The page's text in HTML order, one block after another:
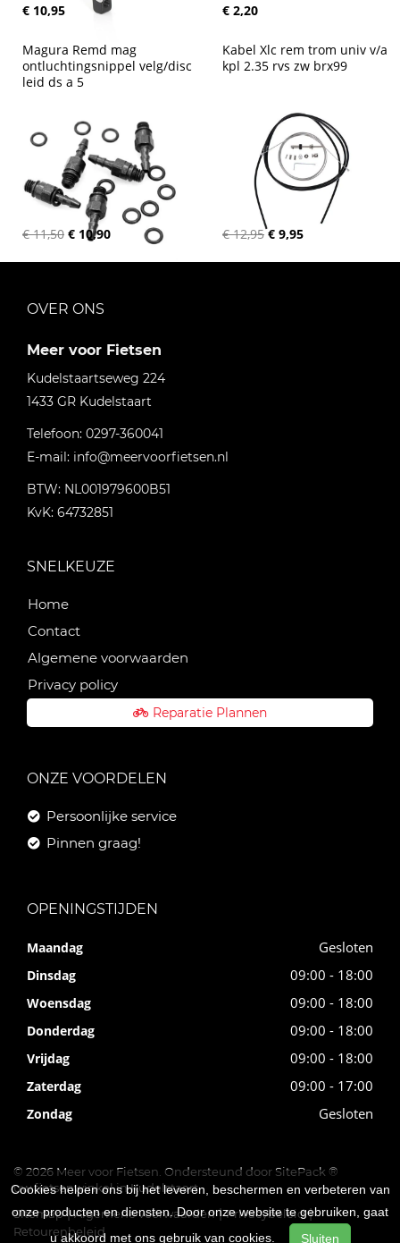
€ 10,95 € 2,20
Magura Remd mag
ontluchtingsnippel velg/disc
leid ds a 5
€ 11,50 € 10,90
Kabel Xlc rem trom univ v/a
kpl 2.35 rvs zw brx99
€ 12,95 € 9,95
OVER ONS
Meer voor Fietsen
Kudelstaartseweg 224
1433 GR Kudelstaart
Telefoon: 0297-360041
E-mail: info@meervoorfietsen.nl
BTW: NL001979600B51
KvK: 64732851
SNELKEUZE
Home
Contact
Algemene voorwaarden
Privacy policy
Reparatie Plannen
ONZE VOORDELEN
Persoonlijke service
Pinnen graag!
OPENINGSTIJDEN
Maandag Gesloten
Dinsdag 09:00 - 18:00
Woensdag 09:00 - 18:00
Donderdag 09:00 - 18:00
Vrijdag 09:00 - 18:00
Zaterdag 09:00 - 17:00
Zondag Gesloten
© 2026 Meer voor Fietsen. Ondersteund door SitePack ®
uw fietsenwinkel in Kudelstaart
Sitemap
Algemene voorwaarden
Privacybeleid
Retourenbeleid
Cookies helpen ons bij het leveren, beschermen en verbeteren van
onze producten en diensten. Door onze website te gebruiken, gaat
u akkoord met ons gebruik van cookies.
Sluiten